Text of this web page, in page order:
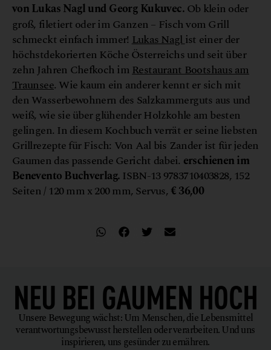
von Lukas Nagl undGeorg Kukuvec.Ob klein oder
groß, filetiert oder im Ganzen – Fisch vom Grill
schmeckt einfach immer! Lukas Naglist einer der
höchstdekorierten Köche Österreichs und seit über
zehn Jahren Chefkoch imRestaurant Bootshaus am
Traunsee. Wie kaum ein anderer kennt er sich mit
den Wasserbewohnern des Salzkammerguts aus und
weiß, wie sie über glühender Holzkohle am besten
gelingen. In diesem Kochbuch verrät er seine liebsten
Grillrezepte für Fisch: Von Aal bis Zander ist für jeden
Gaumen das passende Gericht dabei. erschienen im
Benevento Buchverlag. ISBN-13 9783710403828, 152
Seiten / 120 mm x 200 mm, Servus,€ 36,00
NEU BEI GAUMEN HOCH
Unsere Bewegung wächst: Um Menschen, die Lebensmittel
verantwortungsbewusst herstellen oder verarbeiten. Und uns
inspirieren, uns gesünder zu ernähren.